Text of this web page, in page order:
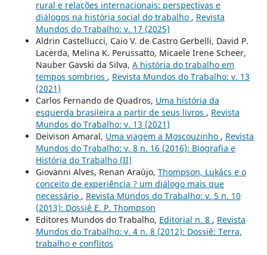
rural e relações internacionais: perspectivas e
diálogos na história social do trabalho , Revista
Mundos do Trabalho: v. 17 (2025)
Aldrin Castellucci, Caio V. de Castro Gerbelli, David P.
Lacerda, Melina K. Perussatto, Micaele Irene Scheer,
Nauber Gavski da Silva, A história do trabalho em
tempos sombrios , Revista Mundos do Trabalho: v. 13
(2021)
Carlos Fernando de Quadros, Uma história da
esquerda brasileira a partir de seus livros , Revista
Mundos do Trabalho: v. 13 (2021)
Deivison Amaral, Uma viagem a Moscouzinho , Revista
Mundos do Trabalho: v. 8 n. 16 (2016): Biografia e
História do Trabalho (II)
Giovanni Alves, Renan Araújo, Thompson, Lukács e o
conceito de experiência ? um diálogo mais que
necessário , Revista Mundos do Trabalho: v. 5 n. 10
(2013): Dossiê E. P. Thompson
Editores Mundos do Trabalho, Editorial n. 8 , Revista
Mundos do Trabalho: v. 4 n. 8 (2012): Dossiê: Terra,
trabalho e conflitos